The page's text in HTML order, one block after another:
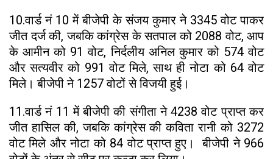
10.वार्ड नं 10 में बीजेपी के संजय कुमार ने 3345 वोट पाकर
जीत दर्ज की, जबकि कांग्रेस के सतपाल को 2088 वोट, आप
के आमीन को 91 वोट, निर्दलीय अनिल कुमार को 574 वोट
और सत्यवीर को 991 वोट मिले, साथ ही नोटा को 64 वोट
मिले। बीजेपी ने 1257 वोटों से विजयी हुई।
11.वार्ड नं 11 में बीजेपी की संगीता ने 4238 वोट प्राप्त कर
जीत हासिल की, जबकि कांग्रेस की कविता रानी को 3272
वोट मिले और नोटा को 84 वोट प्राप्त हुए। बीजेपी ने 966